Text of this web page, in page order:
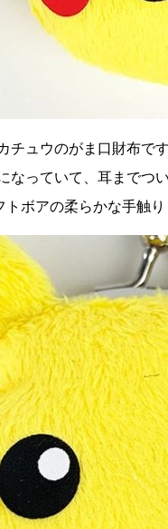
ュウのがま口財布です
なっていて、耳までつ
ボアの柔らかな手触